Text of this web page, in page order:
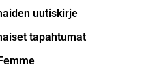
uutiskirje
tapahtumat